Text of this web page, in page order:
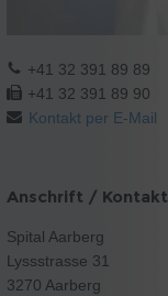
+41 32 391 89 89
+41 32 391 89 90
Kontakt per E-Mail
Anschrift / Kontakt
Spital Aarberg
Lyssstrasse 31
3270 Aarberg